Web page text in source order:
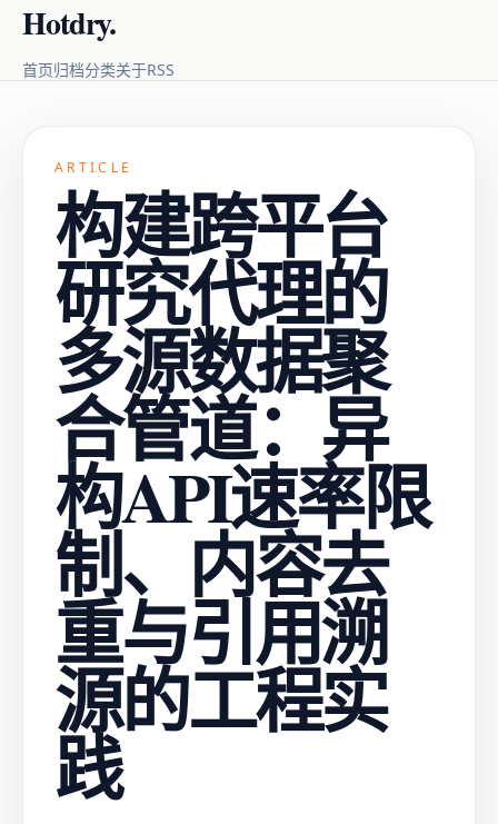
Hotdry.
首页归档分类关于RSS
ARTICLE
构建跨平台
研究代理的
多源数据聚
合管道：异
构API速率限
制、内容去
重与引用溯
源的工程实
践